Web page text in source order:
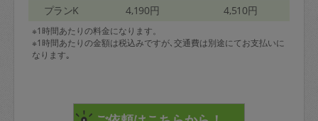
プランK 4,190円 4,510円
※1時間あたりの料金になります。
※1時間あたりの金額は税込みですが､交通費は別途にてお支払いに
なります｡